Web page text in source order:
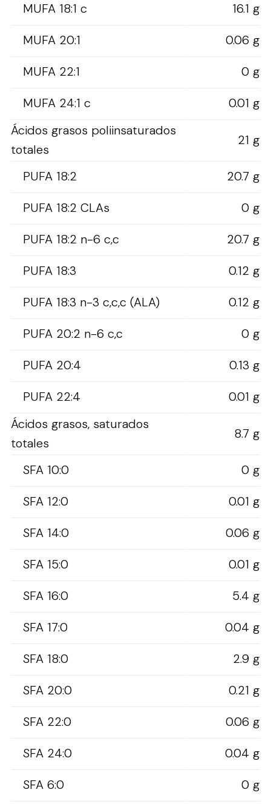
MUFA 18:1 c
16.1 g
MUFA 20:1
0.06 g
MUFA 22:1
0 g
MUFA 24:1 c
0.01 g
Ácidos grasos poliinsaturados
totales
21 g
PUFA 18:2
20.7 g
PUFA 18:2 CLAs
0 g
PUFA 18:2 n-6 c,c
20.7 g
PUFA 18:3
0.12 g
PUFA 18:3 n-3 c,c,c (ALA)
0.12 g
PUFA 20:2 n-6 c,c
0 g
PUFA 20:4
0.13 g
PUFA 22:4
0.01 g
Ácidos grasos, saturados
totales
8.7 g
SFA 10:0
0 g
SFA 12:0
0.01 g
SFA 14:0
0.06 g
SFA 15:0
0.01 g
SFA 16:0
5.4 g
SFA 17:0
0.04 g
SFA 18:0
2.9 g
SFA 20:0
0.21 g
SFA 22:0
0.06 g
SFA 24:0
0.04 g
SFA 6:0
0 g